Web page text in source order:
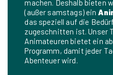
machen. Deshalb bieten
(außer samstags) ein
das speziell auf die
zugeschnitten ist. Unser
Animateuren bietet ein
Programm, damit jeder
Abenteuer wird.